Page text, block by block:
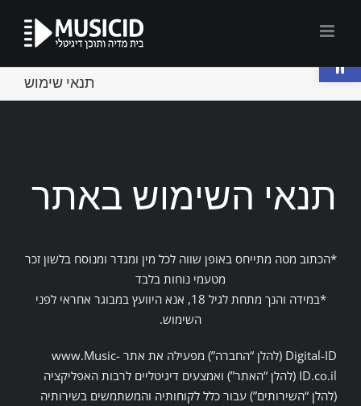
פתח סרגל נגישות
תנאי שימוש
תנאי השימוש באתר​
*הכתוב מטה מתייחס באופן שווה לכל מין ומגדר ומנוסח בלשון זכר
מטעמי נוחות בלבד
*במידה והנך מתחת לגיל 18, אנא היוועץ במבוגר אחראי לפני
השימוש.
Digital-ID (להלן “החברה”) מפעילה את אתר www.Music-
ID.co.il (להלן “האתר”) ואמצעים דיגיטליים לרבות האפליקציה
(להלן “השירותים”) עבור כלל לקוחותיה והמשתמשים בשירותיה